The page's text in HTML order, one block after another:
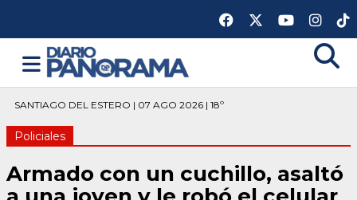
SANTIAGO DEL ESTERO | 07 AGO 2026 | 18º
Policiales
Armado con un cuchillo, asaltó